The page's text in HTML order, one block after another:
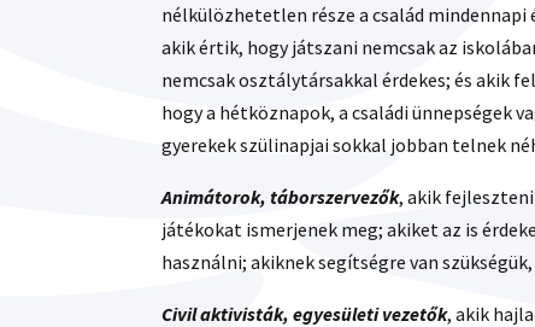
nélkülözhetetlen része a család mindennapi
akik értik, hogy játszani nemcsak az
nemcsak osztálytársakkal érdekes; és akik
hogy a hétköznapok, a családi ünnepségek
gyerekek szülinapjai sokkal jobban telnek
Animátorok, táborszervezők, akik
játékokat ismerjenek meg; akiket az is
használni; akiknek segítségre van
Civil aktivisták, egyesületi vezetők, akik